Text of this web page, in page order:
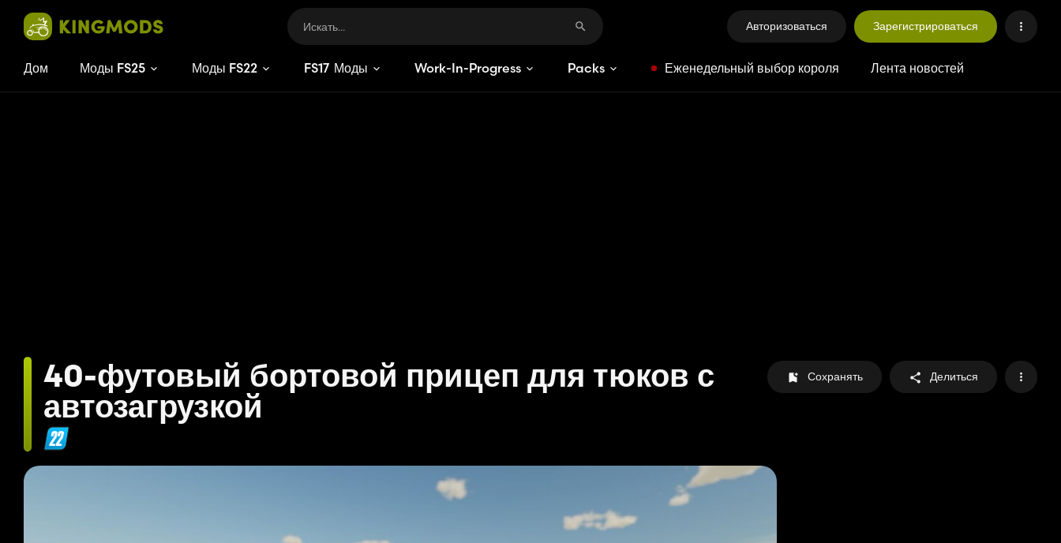
Авторизоваться Зарегистрироваться
Дом Моды FS25 Моды FS22 FS17 Моды Work-In-Progress Packs Еженедельный выбор короля Лента новостей
40-футовый бортовой прицеп для тюков с
автозагрузкой
Сохранять Делиться